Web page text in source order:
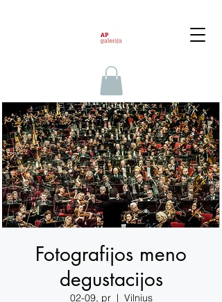
Fotografijos meno
degustacijos
02-09, pr
  |
Vilnius